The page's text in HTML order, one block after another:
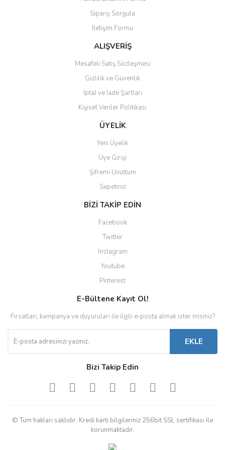
Ürün bilgilerinde hatalar bulunuyor.
Ürün fiyatı diğer sitelerden daha pahalı.
Bu ürüne benzer farklı alternatifler olmalı.
Gönder
Sipariş Sorgula
İletişim Formu
ALIŞVERİŞ
Mesafeli Satış Sözleşmesi
Gizlilik ve Güvenlik
İptal ve İade Şartları
Kişisel Veriler Politikası
ÜYELİK
Yeni Üyelik
Üye Girişi
Şifremi Unuttum
Sepetiniz
BİZİ TAKİP EDİN
Facebook
Twitter
Instagram
Youtube
Pinterest
E-Bültene Kayıt Ol!
Fırsatları, kampanya ve duyuruları ile ilgili e-posta almak ister misiniz?
EKLE
Bizi Takip Edin
© Tüm hakları saklıdır. Kredi kartı bilgileriniz 256bit SSL sertifikası ile
korunmaktadır.